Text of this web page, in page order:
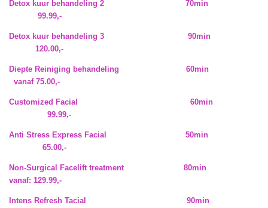
Detox kuur behandeling 2 70min
99.99,-
Detox kuur behandeling 3 90min
120.00,-
Diepte Reiniging behandeling 60min
vanaf 75.00,-
Customized Facial 60min
99.99,-
Anti Stress Express Facial 50min
65.00,-
Non-Surgical Facelift treatment 80min
vanaf: 129.99,-
Intens Refresh Tacial 90min